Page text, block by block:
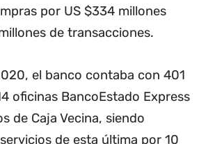
por US $334 millones
de transacciones.
el banco contaba con 401
oficinas BancoEstado Express
de Caja Vecina, siendo
de esta última por 10